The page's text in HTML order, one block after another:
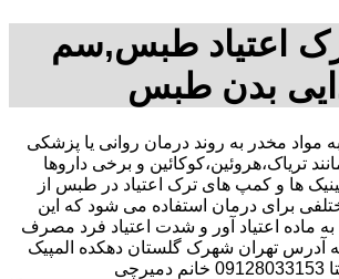
اعتیاد طبس,سم
بدن طبس
مواد مخدر به روند درمان روانی یا پزشکی
تریاک،هروئین،کوکائین و برخی داروها
ها و کمپ های ترک اعتیاد در طبس از
برای درمان استفاده می شود که این
ماده اعتیاد آور و شدت اعتیاد فرد مصرف
آدرس تهران شهرک گلستان دهکده المپیک